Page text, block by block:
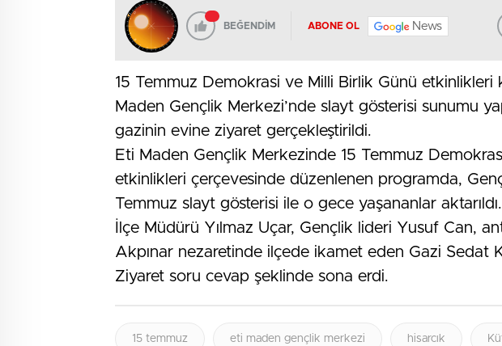
BEĞENDİM ABONE OL News
15 Temmuz Demokrasi ve Milli Birlik Günü etkinlikleri
Maden Gençlik Merkezi’nde slayt gösterisi sunumu
gazinin evine ziyaret gerçekleştirildi.
Eti Maden Gençlik Merkezinde 15 Temmuz
etkinlikleri çerçevesinde düzenlenen programda,
Temmuz slayt gösterisi ile o gece yaşananlar
İlçe Müdürü Yılmaz Uçar, Gençlik lideri Yusuf Can,
Akpınar nezaretinde ilçede ikamet eden Gazi Sedat
Ziyaret soru cevap şeklinde sona erdi.
15 temmuz eti maden gençlik merkezi hisarcık